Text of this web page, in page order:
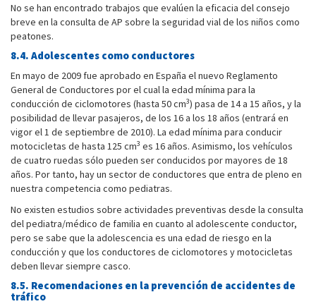
No se han encontrado trabajos que evalúen la eficacia del consejo
breve en la consulta de AP sobre la seguridad vial de los niños como
peatones.
8.4. Adolescentes como conductores
En mayo de 2009 fue aprobado en España el nuevo Reglamento
General de Conductores por el cual la edad mínima para la
conducción de ciclomotores (hasta 50 cm3) pasa de 14 a 15 años, y la
posibilidad de llevar pasajeros, de los 16 a los 18 años (entrará en
vigor el 1 de septiembre de 2010). La edad mínima para conducir
motocicletas de hasta 125 cm3 es 16 años. Asimismo, los vehículos
de cuatro ruedas sólo pueden ser conducidos por mayores de 18
años. Por tanto, hay un sector de conductores que entra de pleno en
nuestra competencia como pediatras.
No existen estudios sobre actividades preventivas desde la consulta
del pediatra/médico de familia en cuanto al adolescente conductor,
pero se sabe que la adolescencia es una edad de riesgo en la
conducción y que los conductores de ciclomotores y motocicletas
deben llevar siempre casco.
8.5. Recomendaciones en la prevención de accidentes de
tráfico